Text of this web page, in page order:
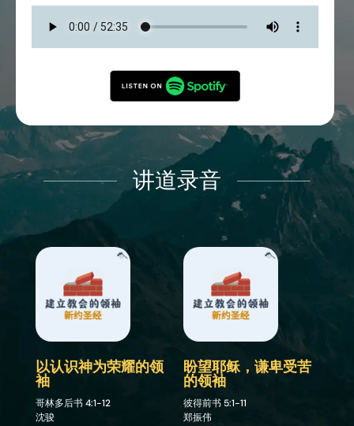
讲道录音
以认识神为荣耀的领
袖
哥林多后书 4:1-12
沈骏
盼望耶稣，谦卑受苦
的领袖
彼得前书 5:1-11
郑振伟